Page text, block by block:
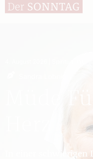
Müde
In einer schwierigen